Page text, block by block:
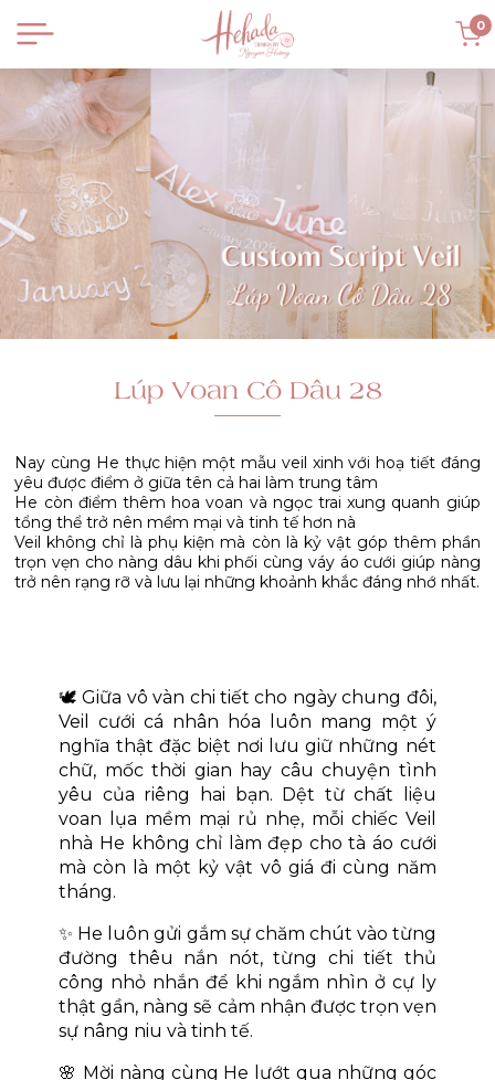
0
Lúp Voan Cô Dâu 28
Nay cùng He thực hiện một mẫu veil xinh với hoạ tiết đáng
yêu được điểm ở giữa tên cả hai làm trung tâm
He còn điểm thêm hoa voan và ngọc trai xung quanh giúp
tổng thể trở nên mềm mại và tinh tế hơn nà
Veil không chỉ là phụ kiện mà còn là kỷ vật góp thêm phần
trọn vẹn cho nàng dâu khi phối cùng váy áo cưới giúp nàng
🕊️ Giữa vô vàn chi tiết cho ngày chung đôi,
Veil cưới cá nhân hóa luôn mang một ý
nghĩa thật đặc biệt nơi lưu giữ những nét
chữ, mốc thời gian hay câu chuyện tình
yêu của riêng hai bạn. Dệt từ chất liệu
voan lụa mềm mại rủ nhẹ, mỗi chiếc Veil
nhà He không chỉ làm đẹp cho tà áo cưới
mà còn là một kỷ vật vô giá đi cùng năm
tháng.
✨ He luôn gửi gắm sự chăm chút vào từng
đường thêu nắn nót, từng chi tiết thủ
công nhỏ nhắn để khi ngắm nhìn ở cự ly
thật gần, nàng sẽ cảm nhận được trọn vẹn
sự nâng niu và tinh tế.
🌸 Mời nàng cùng He lướt qua những góc